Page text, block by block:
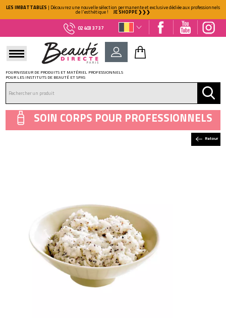
LES IMBATTABLES | Découvrez une nouvelle sélection permanente et exclusive dédiée aux professionnels
de l'esthétique ! JE SHOPPE ❯❯❯
02 403 37 37
Créez votre compte
Créer mon compte
FOURNISSEUR DE PRODUITS ET MATÉRIEL PROFESSIONNELS
POUR LES INSTITUTS DE BEAUTÉ ET SPAS
Retour
SOIN CORPS POUR PROFESSIONNELS